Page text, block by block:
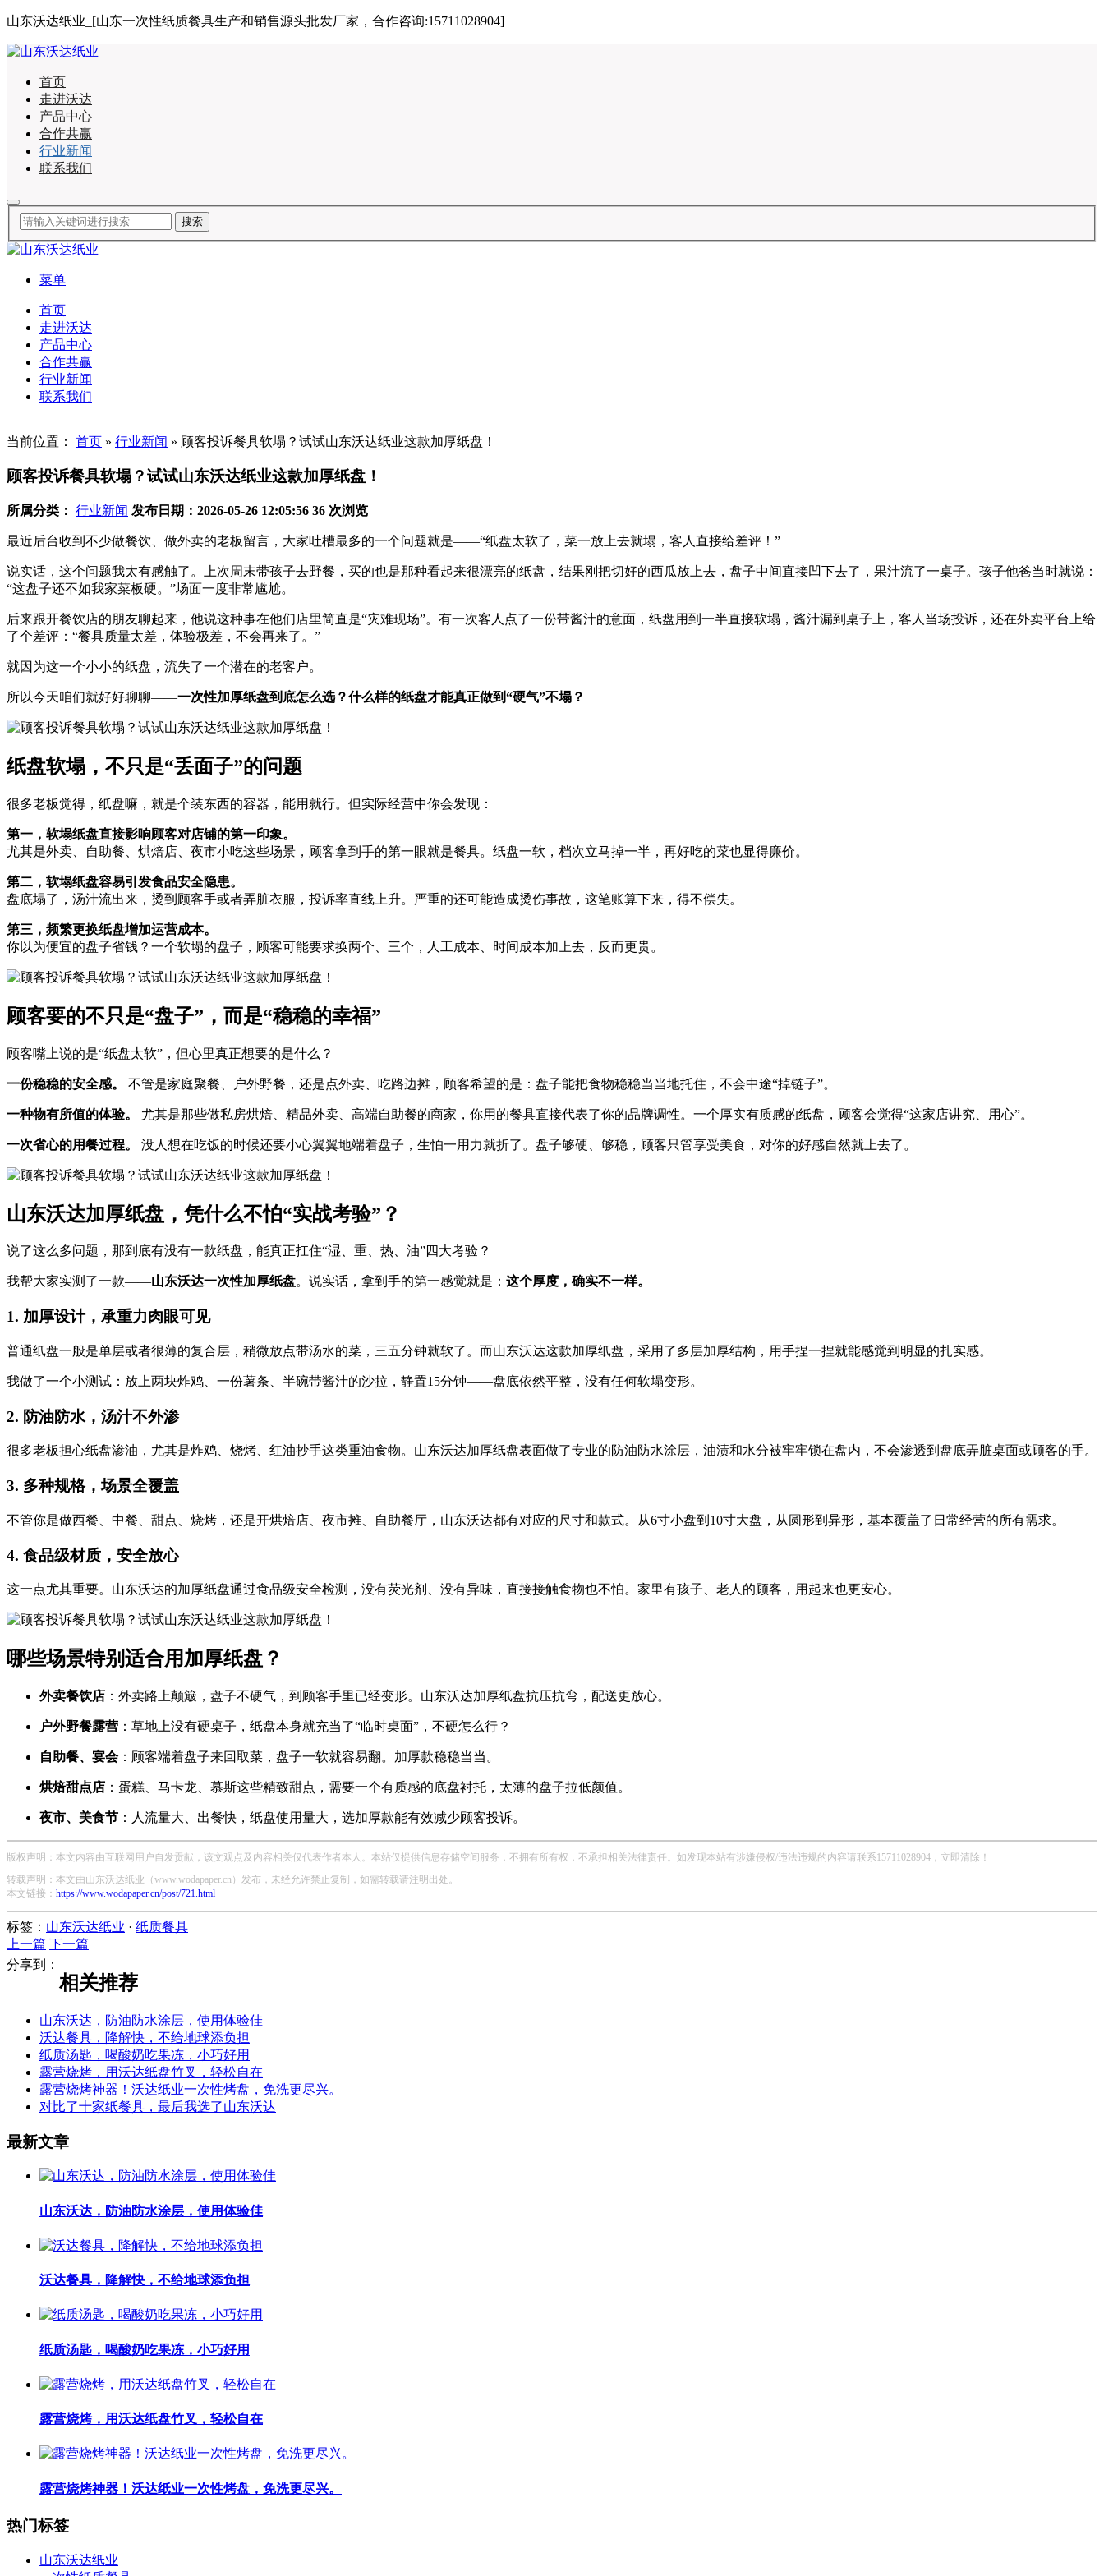
山东沃达纸业_[山东一次性纸质餐具生产和销售源头批发厂家，合作咨询:15711028904]
首页
走进沃达
产品中心
合作共赢
行业新闻
联系我们
菜单
首页
走进沃达
产品中心
合作共赢
行业新闻
联系我们
当前位置： 首页 » 行业新闻 » 顾客投诉餐具软塌？试试山东沃达纸业这款加厚纸盘！
顾客投诉餐具软塌？试试山东沃达纸业这款加厚纸盘！
所属分类： 行业新闻 发布日期：2026-05-26 12:05:56 36 次浏览
最近后台收到不少做餐饮、做外卖的老板留言，大家吐槽最多的一个问题就是——“纸盘太软了，菜一放上去就塌，客人直接给差评！”
说实话，这个问题我太有感触了。上次周末带孩子去野餐，买的也是那种看起来很漂亮的纸盘，结果刚把切好的西瓜放上去，盘子中间直接凹下去了，果汁流了一桌子。孩子他爸当时就说：
“这盘子还不如我家菜板硬。”场面一度非常尴尬。
后来跟开餐饮店的朋友聊起来，他说这种事在他们店里简直是“灾难现场”。有一次客人点了一份带酱汁的意面，纸盘用到一半直接软塌，酱汁漏到桌子上，客人当场投诉，还在外卖平台上给
了个差评：“餐具质量太差，体验极差，不会再来了。”
就因为这一个小小的纸盘，流失了一个潜在的老客户。
所以今天咱们就好好聊聊——一次性加厚纸盘到底怎么选？什么样的纸盘才能真正做到“硬气”不塌？
纸盘软塌，不只是“丢面子”的问题
很多老板觉得，纸盘嘛，就是个装东西的容器，能用就行。但实际经营中你会发现：
第一，软塌纸盘直接影响顾客对店铺的第一印象。
尤其是外卖、自助餐、烘焙店、夜市小吃这些场景，顾客拿到手的第一眼就是餐具。纸盘一软，档次立马掉一半，再好吃的菜也显得廉价。
第二，软塌纸盘容易引发食品安全隐患。
盘底塌了，汤汁流出来，烫到顾客手或者弄脏衣服，投诉率直线上升。严重的还可能造成烫伤事故，这笔账算下来，得不偿失。
第三，频繁更换纸盘增加运营成本。
你以为便宜的盘子省钱？一个软塌的盘子，顾客可能要求换两个、三个，人工成本、时间成本加上去，反而更贵。
顾客要的不只是“盘子”，而是“稳稳的幸福”
顾客嘴上说的是“纸盘太软”，但心里真正想要的是什么？
一份稳稳的安全感。 不管是家庭聚餐、户外野餐，还是点外卖、吃路边摊，顾客希望的是：盘子能把食物稳稳当当地托住，不会中途“掉链子”。
一种物有所值的体验。 尤其是那些做私房烘焙、精品外卖、高端自助餐的商家，你用的餐具直接代表了你的品牌调性。一个厚实有质感的纸盘，顾客会觉得“这家店讲究、用心”。
一次省心的用餐过程。 没人想在吃饭的时候还要小心翼翼地端着盘子，生怕一用力就折了。盘子够硬、够稳，顾客只管享受美食，对你的好感自然就上去了。
山东沃达加厚纸盘，凭什么不怕“实战考验”？
说了这么多问题，那到底有没有一款纸盘，能真正扛住“湿、重、热、油”四大考验？
我帮大家实测了一款——山东沃达一次性加厚纸盘。说实话，拿到手的第一感觉就是： 这个厚度，确实不一样。
1. 加厚设计，承重力肉眼可见
普通纸盘一般是单层或者很薄的复合层，稍微放点带汤水的菜，三五分钟就软了。而山东沃达这款加厚纸盘，采用了多层加厚结构，用手捏一捏就能感觉到明显的扎实感。
我做了一个小测试：放上两块炸鸡、一份薯条、半碗带酱汁的沙拉，静置15分钟——盘底依然平整，没有任何软塌变形。
2. 防油防水，汤汁不外渗
很多老板担心纸盘渗油，尤其是炸鸡、烧烤、红油抄手这类重油食物。山东沃达加厚纸盘表面做了专业的防油防水涂层，油渍和水分被牢牢锁在盘内，不会渗透到盘底弄脏桌面或顾客的手。
3. 多种规格，场景全覆盖
不管你是做西餐、中餐、甜点、烧烤，还是开烘焙店、夜市摊、自助餐厅，山东沃达都有对应的尺寸和款式。从6寸小盘到10寸大盘，从圆形到异形，基本覆盖了日常经营的所有需求。
4. 食品级材质，安全放心
这一点尤其重要。山东沃达的加厚纸盘通过食品级安全检测，没有荧光剂、没有异味，直接接触食物也不怕。家里有孩子、老人的顾客，用起来也更安心。
哪些场景特别适合用加厚纸盘？
外卖餐饮店 ：外卖路上颠簸，盘子不硬气，到顾客手里已经变形。山东沃达加厚纸盘抗压抗弯，配送更放心。
户外野餐露营 ：草地上没有硬桌子，纸盘本身就充当了“临时桌面”，不硬怎么行？
自助餐、宴会：顾客端着盘子来回取菜，盘子一软就容易翻。加厚款稳稳当当。
烘焙甜点店 ：蛋糕、马卡龙、慕斯这些精致甜点，需要一个有质感的底盘衬托，太薄的盘子拉低颜值。
夜市、美食节 ：人流量大、出餐快，纸盘使用量大，选加厚款能有效减少顾客投诉。
版权声明：本文内容由互联网用户自发贡献，该文观点及内容相关仅代表作者本人。本站仅提供信息存储空间服务，不拥有所有权，不承担相关法律责任。如发现本站有涉嫌侵权/违法违规的内容请联系15711028904，立即清除！
转载声明：本文由山东沃达纸业（www.wodapaper.cn）发布，未经允许禁止复制，如需转载请注明出处。
本文链接： https://www.wodapaper.cn/post/721.html
标签： 山东沃达纸业 · 纸质餐具
上一篇 下一篇
分享到：
相关推荐
山东沃达，防油防水涂层，使用体验佳
沃达餐具，降解快，不给地球添负担
纸质汤匙，喝酸奶吃果冻，小巧好用
露营烧烤，用沃达纸盘竹叉，轻松自在
露营烧烤神器！沃达纸业一次性烤盘，免洗更尽兴。
对比了十家纸餐具，最后我选了山东沃达
最新文章
山东沃达，防油防水涂层，使用体验佳
沃达餐具，降解快，不给地球添负担
纸质汤匙，喝酸奶吃果冻，小巧好用
露营烧烤，用沃达纸盘竹叉，轻松自在
露营烧烤神器！沃达纸业一次性烤盘，免洗更尽兴。
热门标签
山东沃达纸业